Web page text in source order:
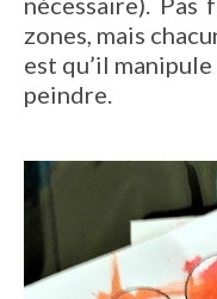
zones, mais
est qu’il manipule
peindre.